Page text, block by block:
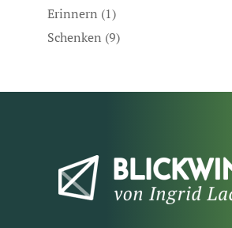
Erinnern (1)
Schenken (9)